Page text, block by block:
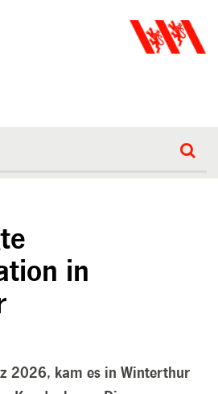
in
2026, kam es in Winterthur